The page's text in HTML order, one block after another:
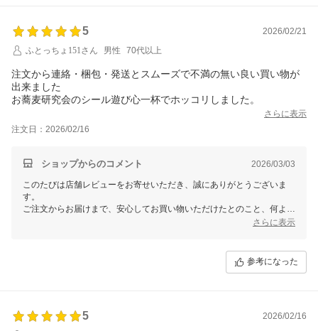
【そ】お蕎麦研究会・そばけん満足店
ありがとう課
5
2026/02/21
ふとっちょ151さん
男性 70代以上
注文から連絡・梱包・発送とスムーズで不満の無い良い買い物が
出来ました
お蕎麦研究会のシール遊び心一杯でホッコリしました。
さらに表示
注文日：2026/02/16
ショップからのコメント 2026/03/03
このたびは店舗レビューをお寄せいただき、誠にありがとうございま
す。
ご注文からお届けまで、安心してお買い物いただけたとのこと、何より
そば好きの方へ、こっそり同封している小さなステッカーです。
す。
またのご利用を心よりお待ちしております。
さらに表示
参考になった
5
2026/02/16